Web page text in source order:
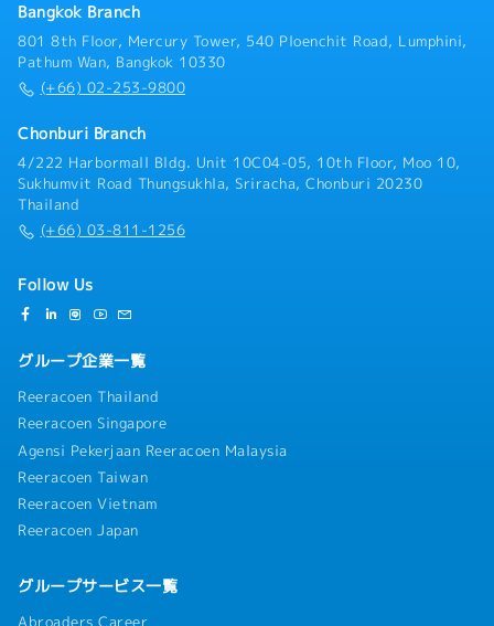
計画の立案、人員管理、稟議購入・発注品の決裁か
ら工場運営管理に関する全般業務副工場長：工場長
の補佐として上記業務のサポート【具体的には】・
生産、工場運営における仕組み改善・日々のフォロ
の指導、マネジメント【働く環境】・従業員数：
1200名・タイ最大の工業団地である”チョンブリ
アマタシティ工業団地”にて勤務いただきます。
通勤は乗合もしくは社用車の貸与がございますので
Bangkok Branch
801 8th Floor, Mercury Tower, 540 Ploenchit Road, Lumphini,
Pathum Wan, Bangkok 10330
(+66) 02-253-9800
Chonburi Branch
4/222 Harbormall Bldg. Unit 10C04-05, 10th Floor, Moo 10,
Sukhumvit Road Thungsukhla, Sriracha, Chonburi 20230
Thailand
(+66) 03-811-1256
Follow Us
グループ企業一覧
Reeracoen Thailand
Reeracoen Singapore
Agensi Pekerjaan Reeracoen Malaysia
Reeracoen Taiwan
Reeracoen Vietnam
Reeracoen Japan
グループサービス一覧
Abroaders Career